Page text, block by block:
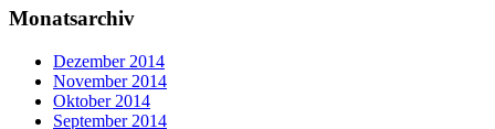
Monatsarchiv
Dezember 2014
November 2014
Oktober 2014
September 2014